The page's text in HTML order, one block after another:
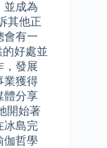
並成為
其他正
會有一
的好處並
，發展
業獲得
體分享
開始著
冰島完
伽哲學